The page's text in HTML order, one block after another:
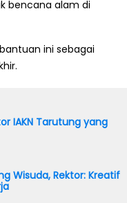
bencana alam di
ini sebagai
IAKN Tarutung yang
Wisuda, Rektor: Kreatif